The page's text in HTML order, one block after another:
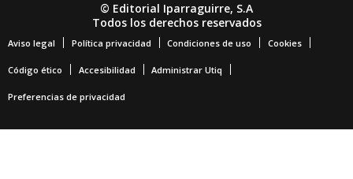
© Editorial Iparraguirre, S.A
Todos los derechos reservados
Aviso legal Política privacidad Condiciones de uso Cookies
Código ético Accesibilidad Administrar Utiq
Preferencias de privacidad